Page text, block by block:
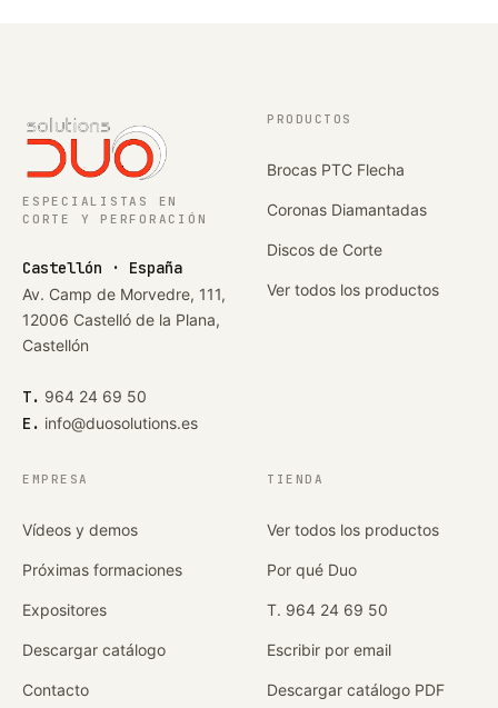
ESPECIALISTAS EN
CORTE Y PERFORACIÓN
Castellón · España
Av. Camp de Morvedre, 111,
12006 Castelló de la Plana,
Castellón
T. 964 24 69 50
E. info@duosolutions.es
PRODUCTOS
Brocas PTC Flecha
Coronas Diamantadas
Discos de Corte
Ver todos los productos
EMPRESA
Vídeos y demos
Próximas formaciones
Expositores
Descargar catálogo
Contacto
TIENDA
Ver todos los productos
Por qué Duo
T. 964 24 69 50
Escribir por email
Descargar catálogo PDF